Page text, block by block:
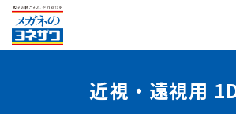
近視・遠視用